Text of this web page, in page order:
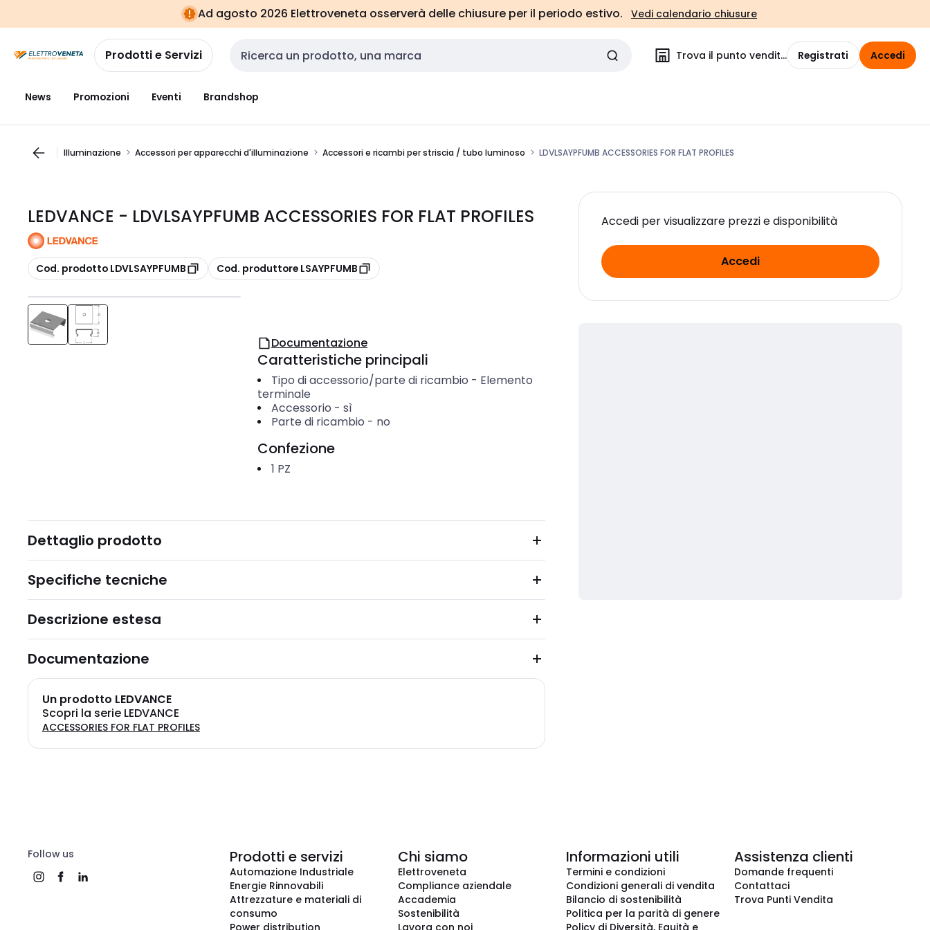
navigazionealla
pagina
Ad agosto 2026 Elettroveneta osserverà delle chiusure per il periodo estivo. Vedi calendario chiusure
Prodotti e Servizi Cerca input Trova il punto vendita Registrati Accedi
News Promozioni Eventi Brandshop
Illuminazione Accessori per apparecchi d'illuminazione Accessori e ricambi per striscia / tubo luminoso LDVLSAYPFUMB ACCESSORIES FOR FLAT PROFILES
LEDVANCE - LDVLSAYPFUMB ACCESSORIES FOR FLAT PROFILES
copia
Cod. prodotto LDVLSAYPFUMB copia
Cod. produttore LSAYPFUMB
Accedi per visualizzare prezzi e disponibilità
Accedi
Documentazione
Caratteristiche principali
Tipo di accessorio/parte di ricambio - Elemento
terminale
Accessorio - sì
Parte di ricambio - no
Confezione
1 PZ
Dettaglio prodotto
Specifiche tecniche
Descrizione estesa
Documentazione
Un prodotto LEDVANCE
Scopri la serie LEDVANCE
ACCESSORIES FOR FLAT PROFILES
Follow us Prodotti e servizi
Automazione Industriale
Energie Rinnovabili
Attrezzature e materiali di
consumo
Power distribution
Chi siamo
Elettroveneta
Compliance aziendale
Accademia
Sostenibilità
Lavora con noi
Informazioni utili
Termini e condizioni
Condizioni generali di vendita
Bilancio di sostenibilità
Politica per la parità di genere
Policy di Diversità, Equità e
Assistenza clienti
Domande frequenti
Contattaci
Trova Punti Vendita